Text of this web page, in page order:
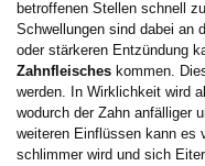
betroffenen Stellen schnell
Schwellungen sind dabei an
oder stärkeren Entzündung
Zahnfleisches kommen.
werden. In Wirklichkeit wird
wodurch der Zahn anfälliger
weiteren Einflüssen kann es
schlimmer wird und sich